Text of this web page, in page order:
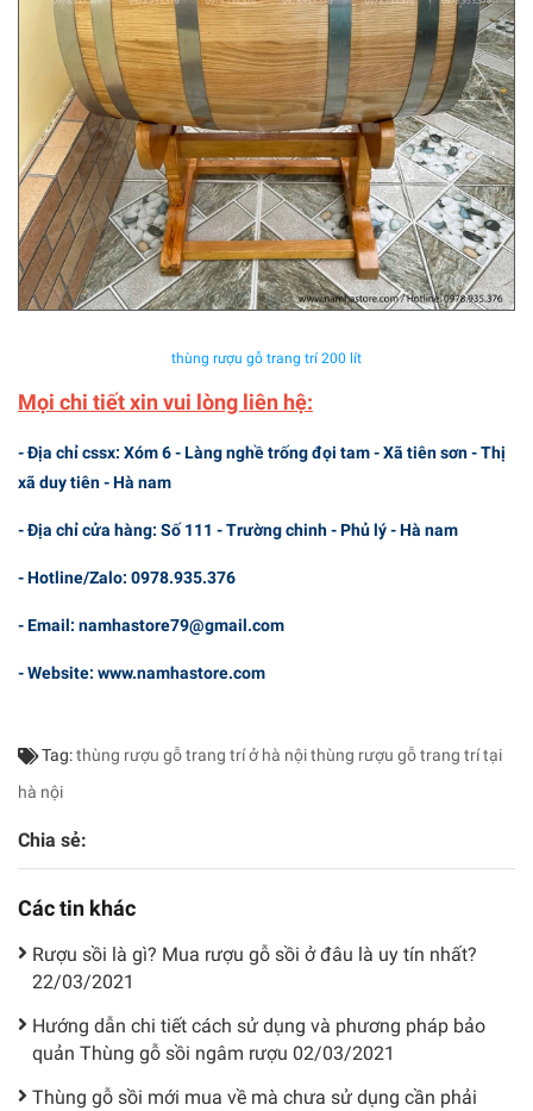
thùng rượu gỗ trang trí 200 lít
Mọi chi tiết xin vui lòng liên hệ:
- Địa chỉ cssx: Xóm 6 - Làng nghề trống đọi tam - Xã tiên sơn - Thị
xã duy tiên - Hà nam
- Địa chỉ cửa hàng: Số 111 - Trường chinh - Phủ lý - Hà nam
- Hotline/Zalo: 0978.935.376
- Email: namhastore79@gmail.com
- Website: www.namhastore.com
Tag:thùng rượu gỗ trang trí ở hà nộithùng rượu gỗ trang trí tại
hà nội
Chia sẻ:
Các tin khác
Rượu sồi là gì? Mua rượu gỗ sồi ở đâu là uy tín nhất?
22/03/2021
Hướng dẫn chi tiết cách sử dụng và phương pháp bảo
quản Thùng gỗ sồi ngâm rượu 02/03/2021
Thùng gỗ sồi mới mua về mà chưa sử dụng cần phải